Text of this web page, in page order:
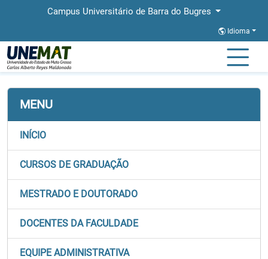
Campus Universitário de Barra do Bugres
Idioma
Página Inicial
MENU
INÍCIO
CURSOS DE GRADUAÇÃO
MESTRADO E DOUTORADO
DOCENTES DA FACULDADE
EQUIPE ADMINISTRATIVA